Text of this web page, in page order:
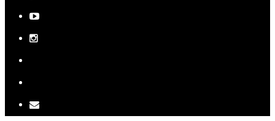
youtube
instagram
email